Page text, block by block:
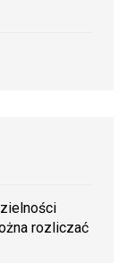
rozliczać